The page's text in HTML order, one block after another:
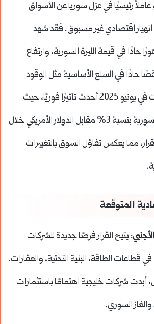
رئيسيًا في عزل سوريا عن الأسواق
انهيار اقتصادي غير مسبوق. فقد شهد
حادًا في قيمة الليرة السورية، وارتفاع
حادًا في السلع الأساسية مثل الوقود
والغذاء. رفع العقوبات في يونيو 2025 أحدث تأثيرًا فوريًا، حيث
ارتفعت قيمة الليرة السورية بنسبة 3% مقابل الدولار الأمريكي خلال
مما يعكس تفاؤل السوق بالتغييرات
المتوقعة
: يتيح القرار فرصًا جديدة للشركات
قطاعات الطاقة، البنية التحتية، والعقارات.
أبدت شركات خليجية اهتمامًا باستثمارات
السوري.